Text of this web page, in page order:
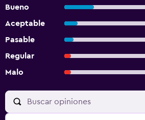
Bueno
Aceptable
Pasable
Regular
Malo